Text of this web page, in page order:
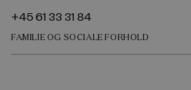
+45 61 33 31 84
FAMILIE OG SOCIALE FORHOLD